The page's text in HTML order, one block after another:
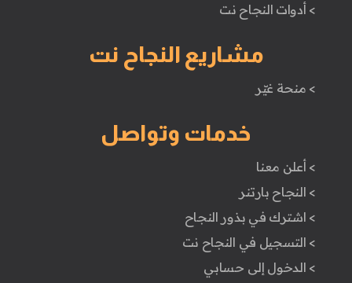
> أدوات النجاح نت
مشاريع النجاح نت
> منحة غيّر
خدمات وتواصل
> أعلن معنا
> النجاح بارتنر
> اشترك في بذور النجاح
> التسجيل في النجاح نت
> الدخول إلى حسابي